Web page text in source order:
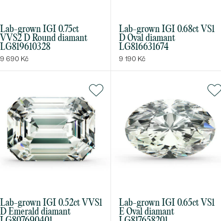
Bestsellery
OBJEVIT
Lab-grown IGI 0.75ct
VVS2 D Round diamant
LG819610328
9 690 Kč
Lab-grown IGI 0.68ct VS1
D Oval diamant
LG816631674
9 190 Kč
Lab-grown IGI 0.52ct VVS1
D Emerald diamant
Lab-grown IGI 0.65ct VS1
E Oval diamant